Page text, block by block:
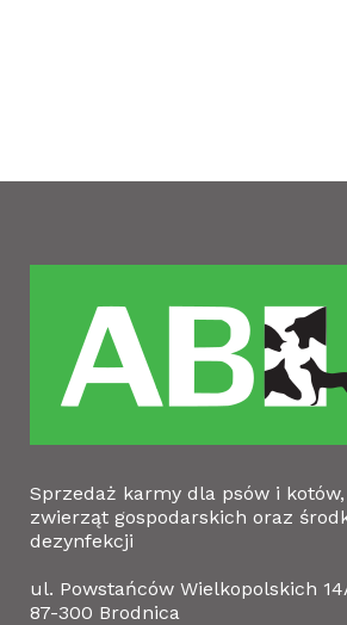
Sprzedaż karmy dla psów i
zwierząt gospodarskich oraz
dezynfekcji
ul. Powstańców Wielkopolskich
87-300 Brodnica